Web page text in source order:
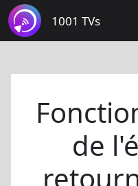
1001 TVs
de